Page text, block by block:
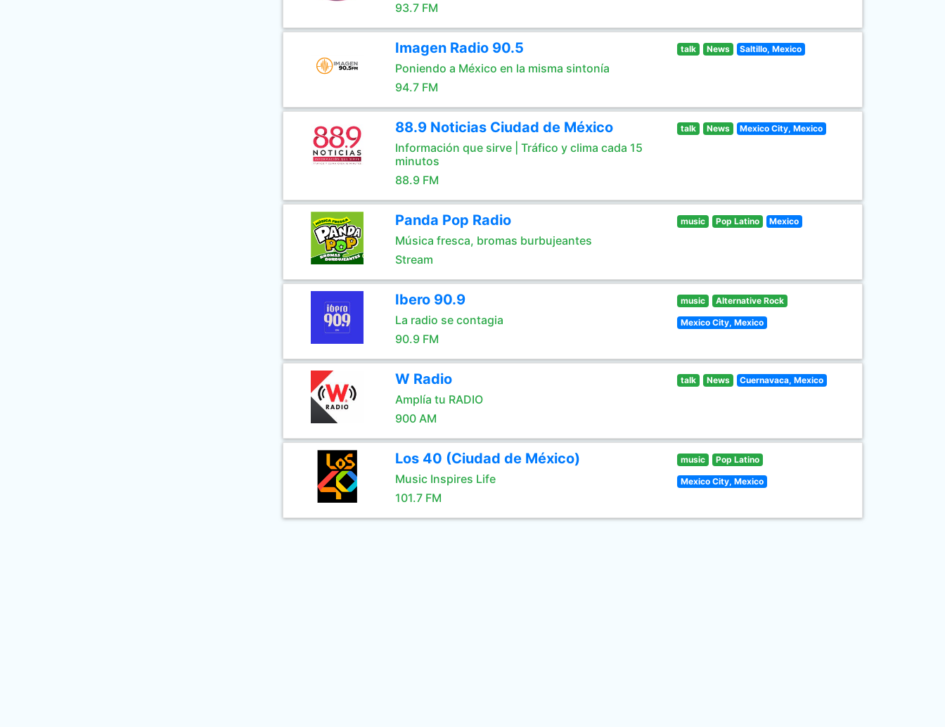
93.7 FM
Imagen Radio 90.5
Poniendo a México en la misma sintonía
94.7 FM
talk News Saltillo, Mexico
88.9 Noticias Ciudad de México
Información que sirve | Tráfico y clima cada 15
minutos
88.9 FM
talk News Mexico City, Mexico
Panda Pop Radio
Música fresca, bromas burbujeantes
Stream
music Pop Latino Mexico
Ibero 90.9
La radio se contagia
90.9 FM
music Alternative Rock
Mexico City, Mexico
W Radio
Amplía tu RADIO
900 AM
talk News Cuernavaca, Mexico
Los 40 (Ciudad de México)
Music Inspires Life
101.7 FM
music Pop Latino
Mexico City, Mexico